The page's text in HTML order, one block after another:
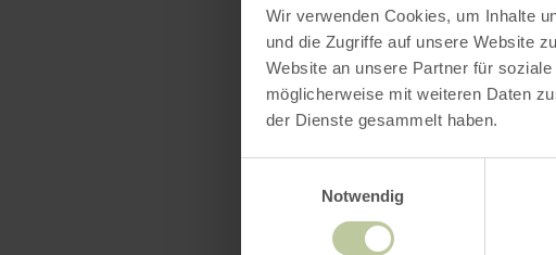
Wir verwenden Cookies, um Inhalte
und die Zugriffe auf unsere Website
Website an unsere Partner für
möglicherweise mit weiteren Daten
der Dienste gesammelt haben.
Notwendig